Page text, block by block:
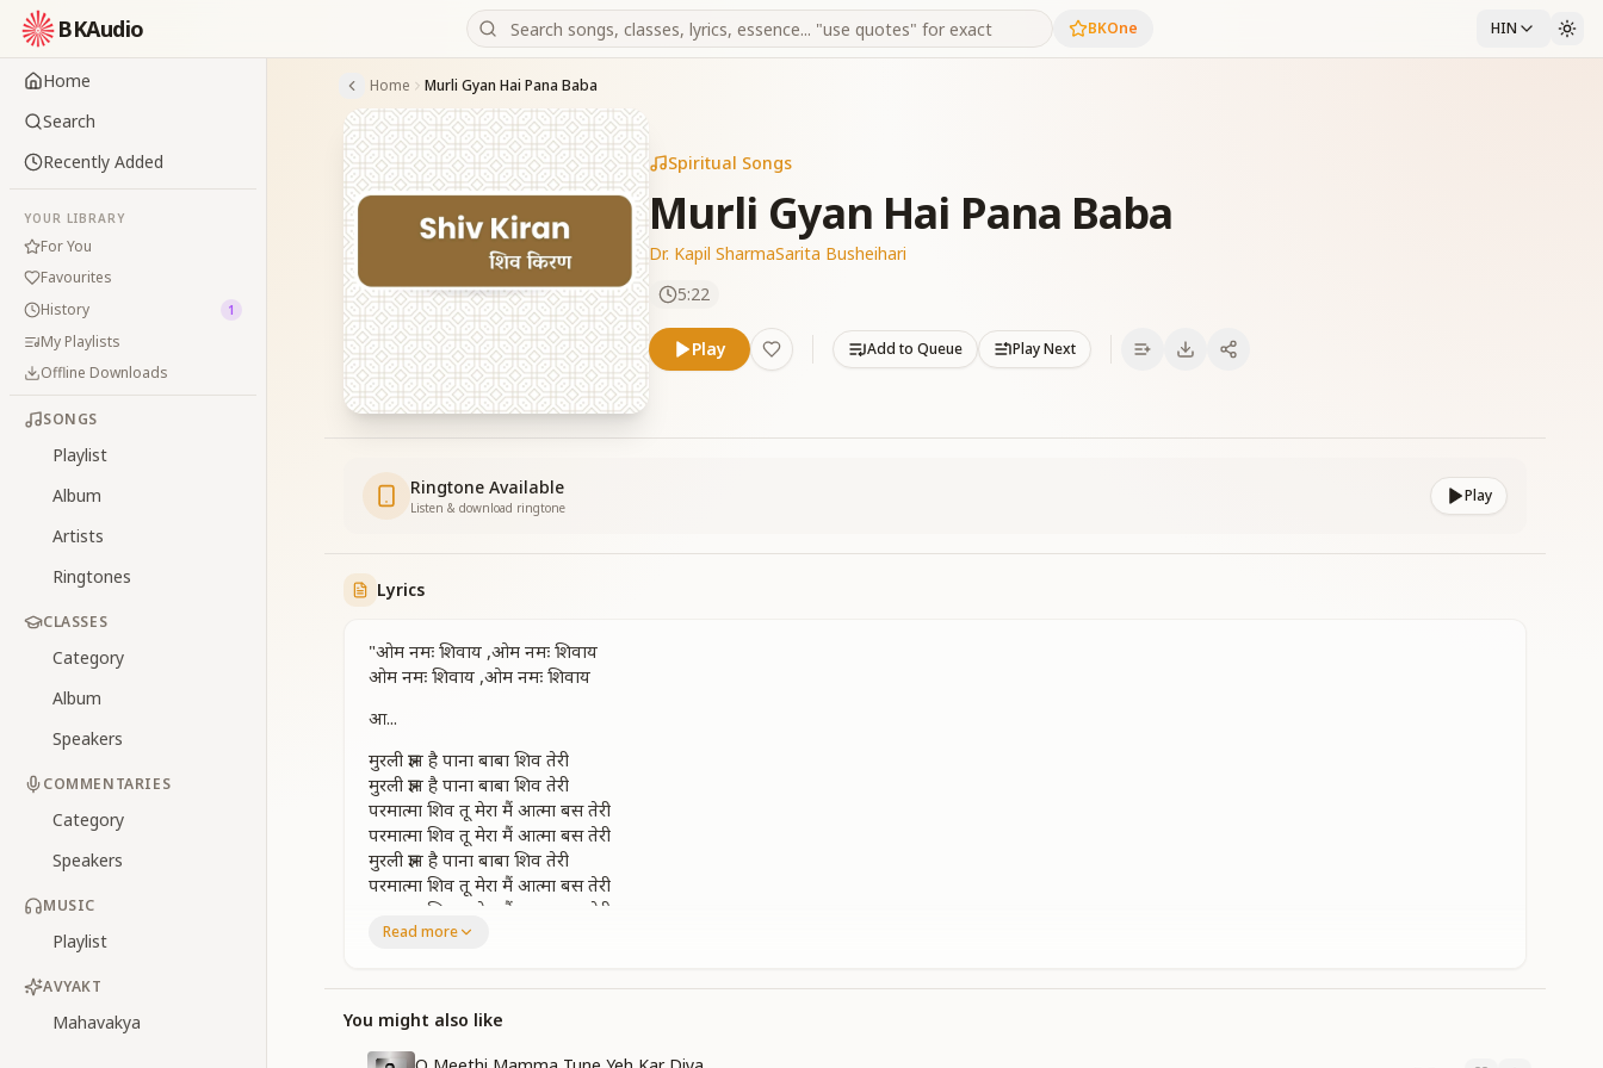
BKAudio BKOne HIN
Home
Search
Recently Added
YOUR LIBRARY
For You
Favourites
History
1
My Playlists
Offline Downloads
SONGS
Playlist
Album
Artists
Ringtones
CLASSES
Category
Album
Speakers
COMMENTARIES
Category
Speakers
MUSIC
Playlist
AVYAKT
Mahavakya
Home Murli Gyan Hai Pana Baba
Spiritual Songs
Murli Gyan Hai Pana Baba
Dr. Kapil SharmaSarita Busheihari
5:22
Play Add to Queue Play Next
Ringtone Available
Listen & download ringtone
Play
Lyrics
"ओम नमः शिवाय ,ओम नमः शिवाय
ओम नमः शिवाय ,ओम नमः शिवाय
आ...
मुरली ज्ञान है पाना बाबा शिव तेरी
मुरली ज्ञान है पाना बाबा शिव तेरी
परमात्मा शिव तू मेरा मैं आत्मा बस तेरी
परमात्मा शिव तू मेरा मैं आत्मा बस तेरी
मुरली ज्ञान है पाना बाबा शिव तेरी
परमात्मा शिव तू मेरा मैं आत्मा बस तेरी
परमात्मा शिव तू मेरा मैं आत्मा बस तेरी
सभी के खजानो की है मेरा बाबा चाबी
कर्मातित अवस्था में हर पल हम हैं तेरी
Read more
You might also like